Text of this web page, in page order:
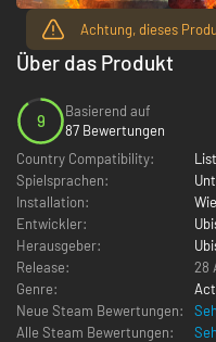
Achtung, dieses
Über das Produkt
9
Basierend auf
87 Bewertungen
Country Compatibility:
Spielsprachen:
Installation:
Entwickler:
Herausgeber:
Release:
28
Genre:
Neue Steam Bewertungen:
Alle Steam Bewertungen: